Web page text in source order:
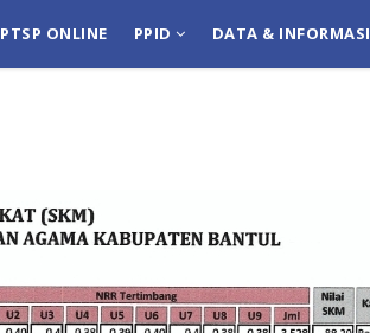
PTSP ONLINE PPID DATA & INFORMASI